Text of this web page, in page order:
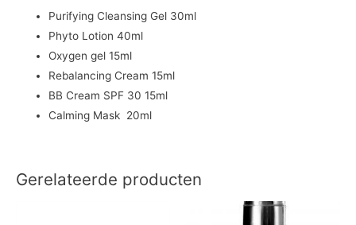
Purifying Cleansing Gel 30ml
Phyto Lotion 40ml
Oxygen gel 15ml
Rebalancing Cream 15ml
BB Cream SPF 30 15ml
Calming Mask 20ml
Gerelateerde producten